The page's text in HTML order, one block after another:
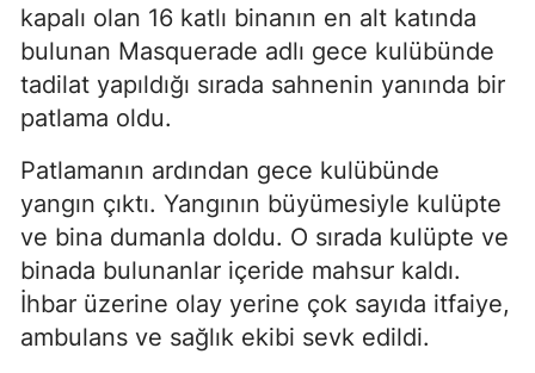
kapalı olan 16 katlı binanın en alt katında
bulunan Masquerade adlı gece kulübünde
tadilat yapıldığı sırada sahnenin yanında bir
patlama oldu.
Patlamanın ardından gece kulübünde
yangın çıktı. Yangının büyümesiyle kulüpte
ve bina dumanla doldu. O sırada kulüpte ve
binada bulunanlar içeride mahsur kaldı.
İhbar üzerine olay yerine çok sayıda itfaiye,
ambulans ve sağlık ekibi sevk edildi.